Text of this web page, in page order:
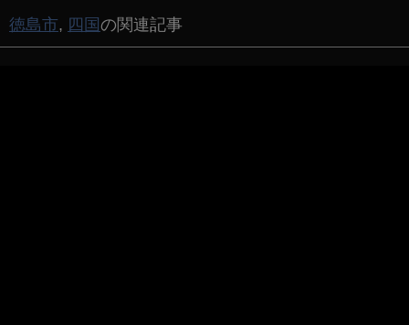
徳島市, 四国の関連記事